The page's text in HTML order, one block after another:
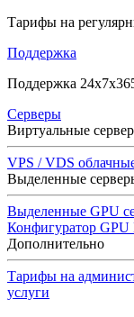
Тарифы на
Поддержка
Поддержка
Серверы
Виртуальные
VPS / VDS
Выделенные
Выделенные GPU
Конфигуратор GPU
Дополнительно
Тарифы на
услуги